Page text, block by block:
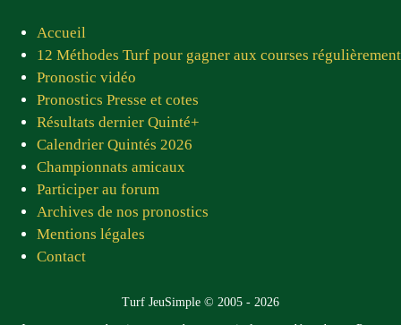
merci à tous les membres du site qui, chaque jour,
nous proposent des pronostics fiables. Prompt
rétablissement à Jean Luc ! Vous êtes tous sympas
et adorables »
Pierre C.D. — juin 2026
« Très bon site bravo, je vous consulte tous les
jours.»
Pascal C. — juin 2026
★★★★★
dynamique et fiable. Je pense que mon gros lot
Accueil
12 Méthodes Turf pour gagner aux courses régulièrement
Pronostic vidéo
Pronostics Presse et cotes
Résultats dernier Quinté+
Calendrier Quintés 2026
Championnats amicaux
Participer au forum
Archives de nos pronostics
Mentions légales
Contact
Turf JeuSimple © 2005 - 2026